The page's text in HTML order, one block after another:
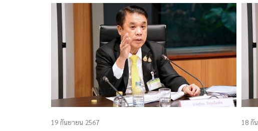
เอ
โคร
19 กันยายน 2567 18 กั